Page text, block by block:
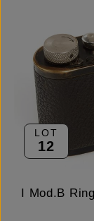
LOT
12
I Mod.B